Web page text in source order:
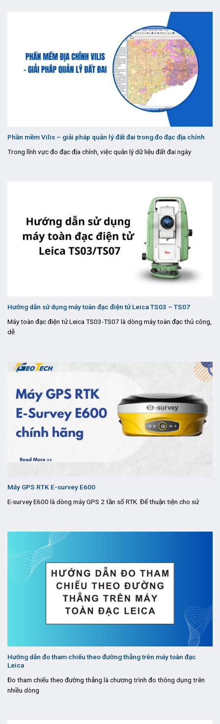
Phần mềm Vilis – giải pháp quản lý đất đai trong đo đạc địa chính
Trong lĩnh vực đo đạc địa chính, việc quản lý dữ liệu đất đai ngày
Hướng dẫn sử dụng máy toàn đạc điện tử Leica TS03 – TS07
Máy toàn đạc điện tử Leica TS03-TS07 là dòng máy toàn đạc thủ công,
dễ
Máy GPS RTK E-survey E600
E-survey E600 là dòng máy GPS 2 tần số RTK. Để thuận tiện cho sử
Hướng dẫn đo tham chiếu theo đường thẳng trên máy toàn đạc
Leica
Đo tham chiếu theo đường thẳng là chương trình đo thông dụng trên
nhiều dòng